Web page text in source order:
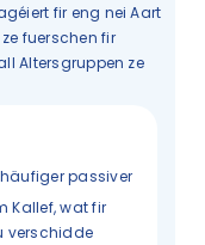
fir eng nei Aart
fuerschen fir
Altersgruppen ze
passiver
Kallef, wat fir
verschidde